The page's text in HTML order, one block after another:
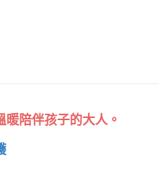
陪伴孩子的大人。